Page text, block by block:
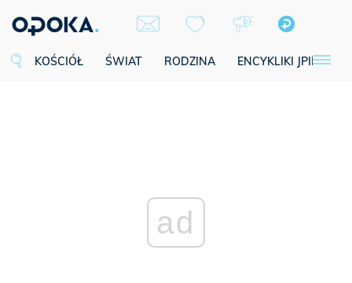
KOŚCIÓŁ ŚWIAT RODZINA ENCYKLIKI JPII
ad